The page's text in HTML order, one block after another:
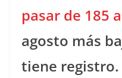
pasar de 185
agosto más
tiene registro.